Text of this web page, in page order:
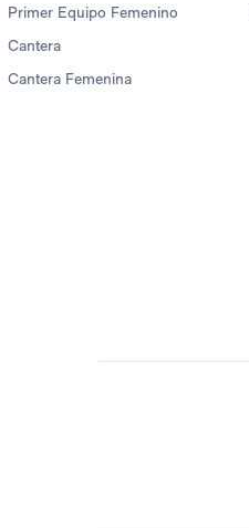
Primer Equipo Femenino
Cantera
Cantera Femenina